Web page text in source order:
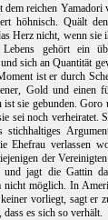
reichen Yamadori
höhnisch. Quält
Herz nicht, wenn sie
gehört ein
sich an Quantität
ist er durch
Gold und einen
sie gebunden. Goro
sei noch verheiratet.
Ehefrau verlassen
der
jagt die Gattin
möglich. In
vorliegt, sagt er
es sich so verhält.